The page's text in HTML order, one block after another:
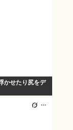
かせたり尻をデ